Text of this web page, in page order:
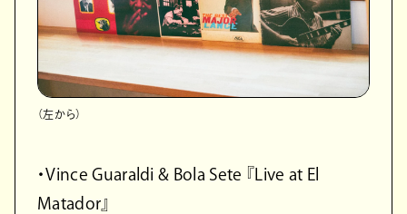
（左から）
・Vince Guaraldi & Bola Sete 『Live at El
Matador』